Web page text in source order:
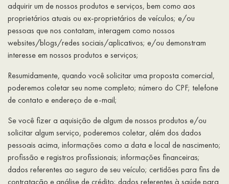
adquirir um de nossos produtos e serviços, bem como aos
proprietários atuais ou ex-proprietários de veículos; e/ou
pessoas que nos contatam, interagem como nossos
websites/blogs/redes sociais/aplicativos; e/ou demonstram
interesse em nossos produtos e serviços;
Resumidamente, quando você solicitar uma proposta comercial,
poderemos coletar seu nome completo; número do CPF; telefone
de contato e endereço de e-mail;
Se você fizer a aquisição de algum de nossos produtos e/ou
solicitar algum serviço, poderemos coletar, além dos dados
pessoais acima, informações como a data e local de nascimento;
profissão e registros profissionais; informações financeiras;
dados referentes ao seguro de seu veículo; certidões para fins de